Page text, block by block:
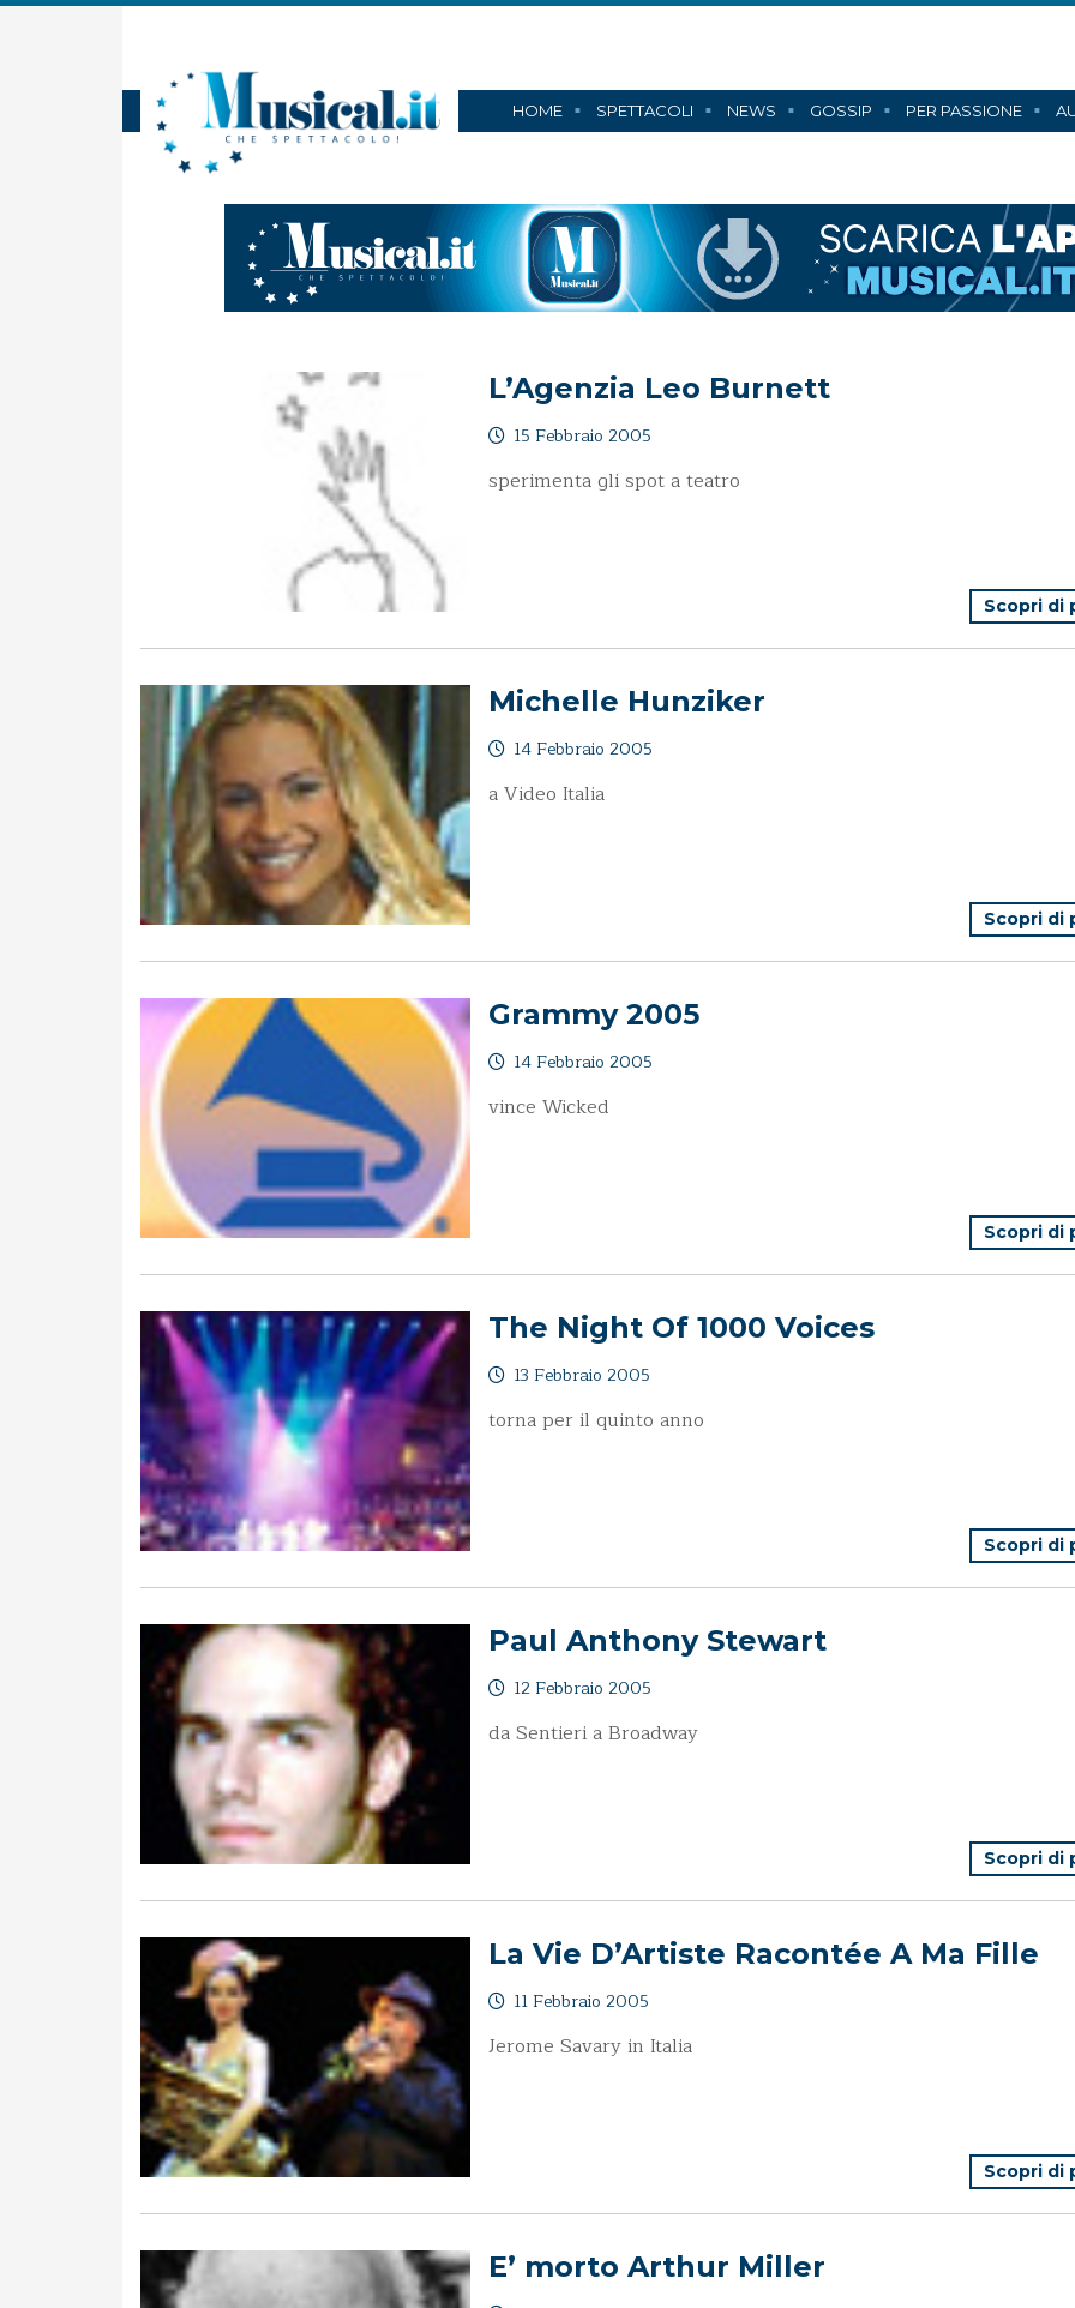
HOME SPETTACOLI NEWS GOSSIP PER PASSIONE
L’Agenzia Leo Burnett
15 Febbraio 2005
sperimenta gli spot a teatro
Scopri di
Michelle Hunziker
14 Febbraio 2005
a Video Italia
Scopri di
Grammy 2005
14 Febbraio 2005
vince Wicked
Scopri di
The Night Of 1000 Voices
13 Febbraio 2005
torna per il quinto anno
Scopri di
Paul Anthony Stewart
12 Febbraio 2005
da Sentieri a Broadway
Scopri di
La Vie D’Artiste Racontée A Ma Fille
11 Febbraio 2005
Jerome Savary in Italia
Scopri di
E’ morto Arthur Miller